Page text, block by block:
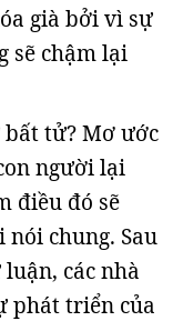
già bởi vì sự
sẽ chậm lại
bất tử? Mơ ước
người lại
điều đó sẽ
chung. Sau
các nhà
phát triển của